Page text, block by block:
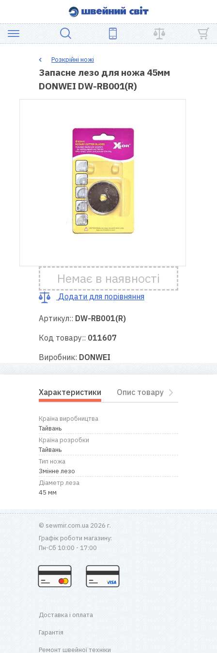
ШВЕЙНЕ
ОБЛАДНАННЯ
Гарантія
Ремонт
швейної
Корисні
поради
Контакти
нас
Розкрійні ножі
Запасне лезо для ножа 45мм
DONWEI DW-RB001(R)
Немає в наявності
Додати для порівняння
Артикул:: DW-RB001(R)
Код товару:: 011607
Виробник: DONWEI
Характеристики Опис товару
Країна виробництва
Тайвань
Країна розробки
Тайвань
Тип ножа
Змінне лезо
Діаметр леза
45 мм
© sewmir.com.ua 2026 г.
Графік роботи магазину:
Пн-Сб 10:00 - 17:00
Доставка і оплата
Гарантія
Ремонт швейної техніки